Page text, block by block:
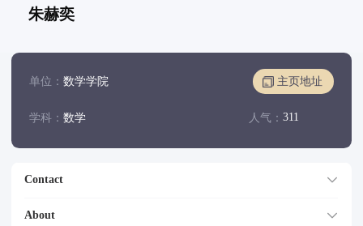
朱赫奕
单位： 数学学院 主页地址
学科： 数学 人气：311
Contact
About